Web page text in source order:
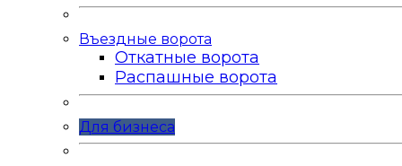
Въездные ворота
Откатные ворота
Распашные ворота
Для бизнеса